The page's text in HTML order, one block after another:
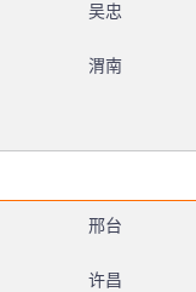
吴忠
渭南
邢台
许昌